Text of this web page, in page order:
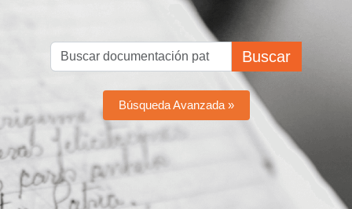
Buscar
Búsqueda Avanzada »